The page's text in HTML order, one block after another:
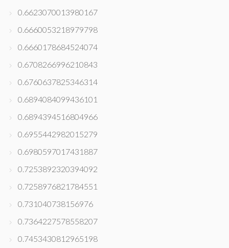
0.6623070013980167
0.6660053218979798
0.6660178684524074
0.6708266996210843
0.6760637825346314
0.6894084099436101
0.6894394516804966
0.6955442982015279
0.6980597017431887
0.7253892320394092
0.7258976821784551
0.731040738156976
0.7364227578558207
0.7453430812965198